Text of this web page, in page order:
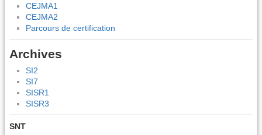
CEJMA1
CEJMA2
Parcours de certification
Archives
SI2
SI7
SISR1
SISR3
SNT